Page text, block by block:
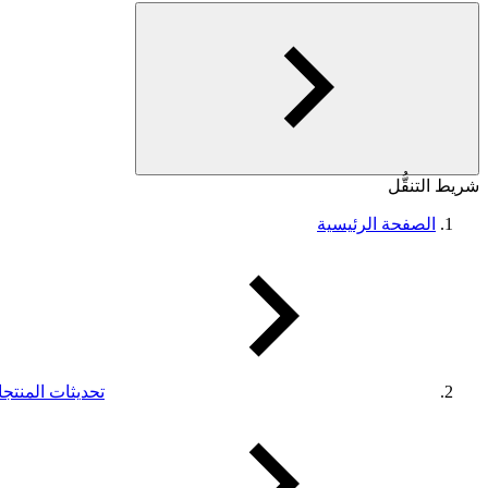
شريط التنقُّل
الصفحة الرئيسية
تحديثات